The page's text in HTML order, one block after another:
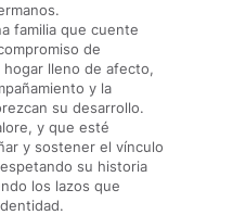
familia que cuente
de
lleno de afecto,
y la
su desarrollo.
y que esté
y sostener el vínculo
su historia
los lazos que